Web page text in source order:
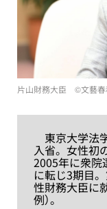
片山財務大臣 ©︎文藝春
東京大学法
入省。女性初
2005年に衆院
に転じ3期目
性財務大臣に
例）。